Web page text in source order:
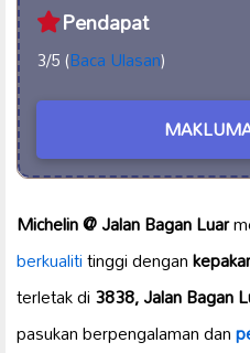
Pendapat
3/5 (Baca Ulasan)
Michelin @ Jalan Bagan Luar
berkualititinggi dengan
terletak di3838, Jalan Bagan
pasukan berpengalaman dan